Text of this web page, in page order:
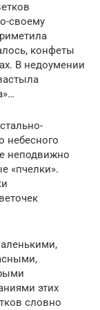
своему
конфеты
В недоумении
небесного
неподвижно
«пчелки».
этих
словно